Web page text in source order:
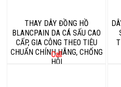
THAY DÂY ĐỒNG HỒ
BLANCPAIN DA CÁ SẤU CAO
CẤP, GIA CÔNG THEO TIÊU
CHUẨN CHÍNH HÃNG, CHỐNG
HÔI
Call